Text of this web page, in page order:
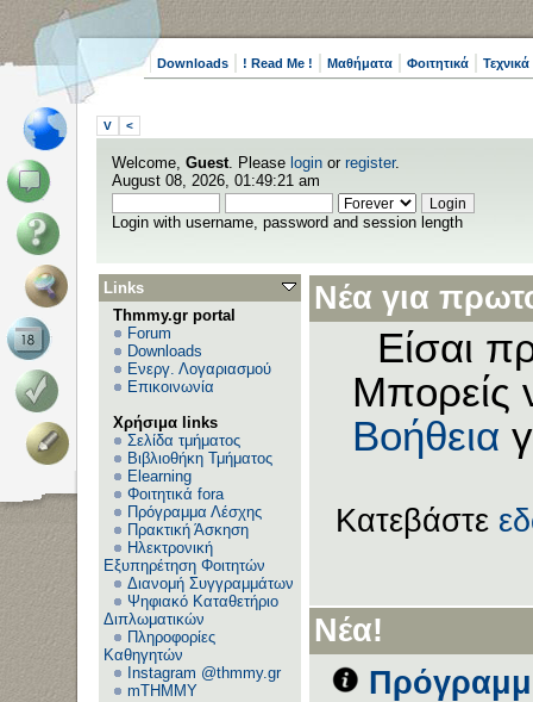
Downloads ! Read Me ! Μαθήματα Φοιτητικά
V <
Welcome, Guest. Please login or register.
August 08, 2026, 01:49:21 am
Login with username, password and session length
Links
Thmmy.gr portal
Forum
Downloads
Ενεργ. Λογαριασμού
Επικοινωνία
Χρήσιμα links
Σελίδα τμήματος
Βιβλιοθήκη Τμήματος
Elearning
Φοιτητικά fora
Πρόγραμμα Λέσχης
Πρακτική Άσκηση
Ηλεκτρονική
Εξυπηρέτηση Φοιτητών
Διανομή Συγγραμμάτων
Ψηφιακό Καταθετήριο
Διπλωματικών
Πληροφορίες
Καθηγητών
Instagram @thmmy.gr
mTHMMY
Νέα για
Είσαι
Μπορείς
Βοήθεια
Κατεβάστε
Νέα!